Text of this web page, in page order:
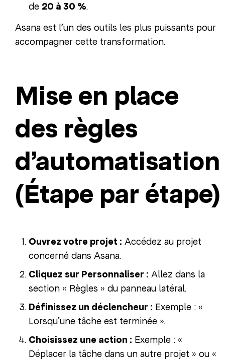
de 20 à 30 %.
Asana est l’un des outils les plus puissants pour
accompagner cette transformation.
Mise en place
des règles
d’automatisation
(Étape par étape)
Ouvrez votre projet : Accédez au projet
concerné dans Asana.
Cliquez sur Personnaliser : Allez dans la
section « Règles » du panneau latéral.
Définissez un déclencheur : Exemple : «
Lorsqu’une tâche est terminée ».
Choisissez une action : Exemple : «
Déplacer la tâche dans un autre projet » ou «